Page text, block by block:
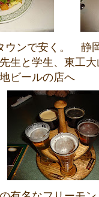
ウンで安く。 静
生と学生、東工
ビールの店へ